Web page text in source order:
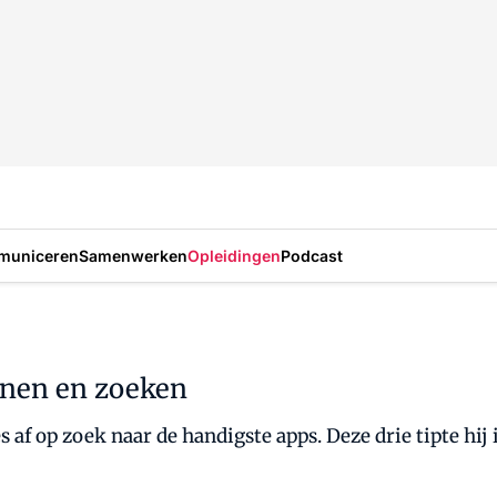
SamenwerkenOpleidingenPodcast
en zoeken
af op zoek naar de handigste apps. Deze drie tipte